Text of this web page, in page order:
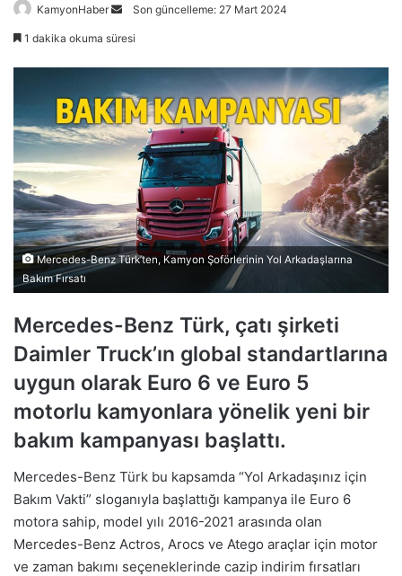
KamyonHaber
Bir
göndermek
Son güncelleme: 27 Mart 2024
1 dakika okuma süresi
Mercedes-Benz Türk’ten, Kamyon Şoförlerinin Yol Arkadaşlarına
Bakım Fırsatı
Mercedes-Benz Türk, çatı şirketi
Daimler Truck’ın global standartlarına
uygun olarak Euro 6 ve Euro 5
motorlu kamyonlara yönelik yeni bir
bakım kampanyası başlattı.
Mercedes-Benz Türk bu kapsamda “Yol Arkadaşınız için
Bakım Vakti” sloganıyla başlattığı kampanya ile Euro 6
motora sahip, model yılı 2016-2021 arasında olan
Mercedes-Benz Actros, Arocs ve Atego araçlar için motor
ve zaman bakımı seçeneklerinde cazip indirim fırsatları